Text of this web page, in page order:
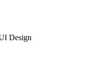
Design